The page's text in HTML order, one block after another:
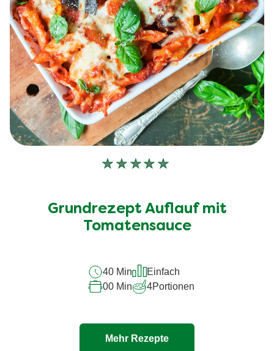
Keine
für
recipe
Grundrezept Auflauf mit
Tomatensauce
40 Min
Einfach
00 Min
4Portionen
Mehr Rezepte